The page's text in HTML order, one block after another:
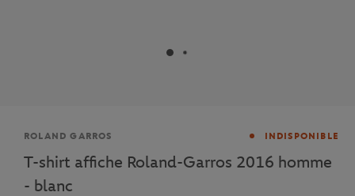
Marque
ROLAND GARROS INDISPONIBLE
T-shirt affiche Roland-Garros 2016 homme
- blanc